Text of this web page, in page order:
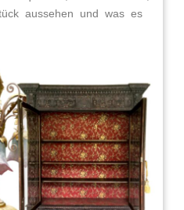
aussehen und was es